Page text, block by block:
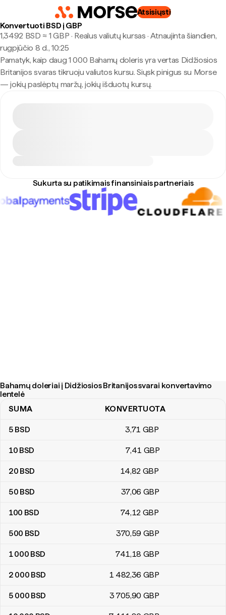
Atsisiųsti
Konvertuoti BSD į GBP
1,3492 BSD ≈ 1 GBP · Realus valiutų kursas · Atnaujinta šiandien,
rugpjūčio 8 d., 10:25
Pamatyk, kaip daug 1 000 Bahamų doleris yra vertas Didžiosios
Britanijos svaras tikruoju valiutos kursu. Siųsk pinigus su Morse
— jokių paslėptų maržų, jokių išduotų kursų.
Sukurta su patikimais finansiniais partneriais
Bahamų doleriai į Didžiosios Britanijos svarai konvertavimo
lentelė
Bahamų doleriai į Didžiosios Britanijos svarai konvertavimo lentelė
SUMA KONVERTUOTA
5 BSD 3,71 GBP
10 BSD 7,41 GBP
20 BSD 14,82 GBP
50 BSD 37,06 GBP
100 BSD 74,12 GBP
500 BSD 370,59 GBP
1 000 BSD 741,18 GBP
2 000 BSD 1 482,36 GBP
5 000 BSD 3 705,90 GBP